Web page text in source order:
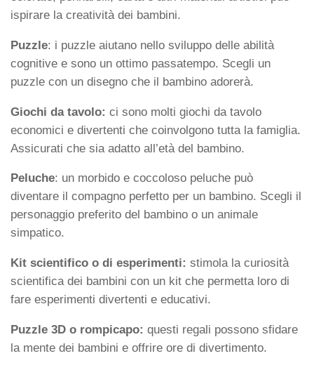
ispirare la creatività dei bambini.
Puzzle: i puzzle aiutano nello sviluppo delle abilità
cognitive e sono un ottimo passatempo. Scegli un
puzzle con un disegno che il bambino adorerà.
Giochi da tavolo: ci sono molti giochi da tavolo
economici e divertenti che coinvolgono tutta la famiglia.
Assicurati che sia adatto all’età del bambino.
Peluche: un morbido e coccoloso peluche può
diventare il compagno perfetto per un bambino. Scegli il
personaggio preferito del bambino o un animale
simpatico.
Kit scientifico o di esperimenti: stimola la curiosità
scientifica dei bambini con un kit che permetta loro di
fare esperimenti divertenti e educativi.
Puzzle 3D o rompicapo: questi regali possono sfidare
la mente dei bambini e offrire ore di divertimento.